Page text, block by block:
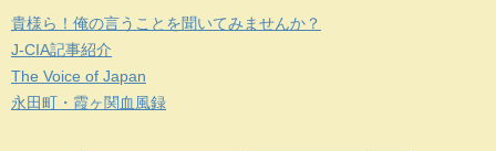
貴様ら！俺の言うことを聞いてみませんか？
J-CIA記事紹介
The Voice of Japan
永田町・霞ヶ関血風録